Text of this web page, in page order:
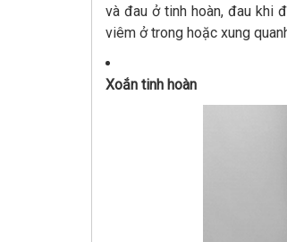
và đau ở tinh hoàn, đau khi
viêm ở trong hoặc xung
Xoắn tinh hoàn